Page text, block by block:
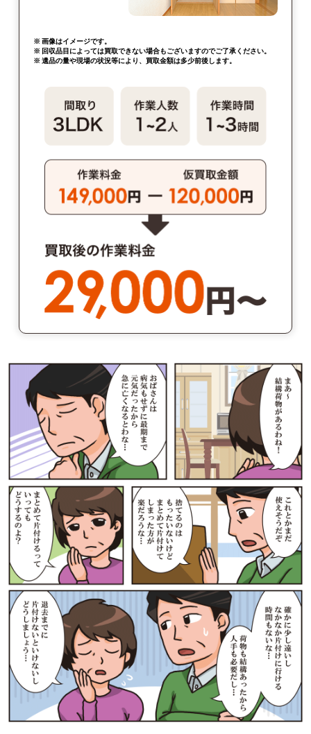
※ 画像はイメージです。
※ 回収品目によっては買取できない場合もございますのでご了承ください。
※ 遺品の量や現場の状況等により、買取金額は多少前後します。